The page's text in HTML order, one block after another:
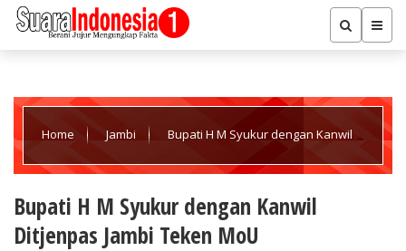
Home Jambi Bupati H M Syukur dengan Kanwil
Bupati H M Syukur dengan Kanwil
Ditjenpas Jambi Teken MoU